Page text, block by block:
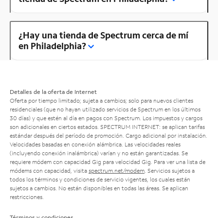
¿Hay una tienda de Spectrum cerca de mí
en Philadelphia?
Detalles de la oferta de Internet
Oferta por tiempo limitado; sujeta a cambios; solo para nuevos clientes
residenciales (que no hayan utilizado servicios de Spectrum en los últimos
30 días) y que estén al día en pagos con Spectrum. Los impuestos y cargos
son adicionales en ciertos estados. SPECTRUM INTERNET: se aplican tarifas
estándar después del período de promoción. Cargo adicional por instalación.
Velocidades basadas en conexión alámbrica. Las velocidades reales
(incluyendo conexión inalámbrica) varían y no están garantizadas. Se
requiere módem con capacidad Gig para velocidad Gig. Para ver una lista de
módems con capacidad, visita spectrum.net/modem . Servicios sujetos a
todos los términos y condiciones de servicio vigentes, los cuales están
sujetos a cambios. No están disponibles en todas las áreas. Se aplican
restricciones.